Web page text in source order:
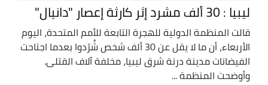
ليبيا : 30 ألف مشرد إثر كارثة إعصار "دانيال"
قالت المنظمة الدولية للهجرة التابعة للأمم المتحدة، اليوم
الأربعاء، أن ما لا يقل عن 30 ألف شخص شُرّدوا بعدما اجتاحت
الفيضانات مدينة درنة شرق ليبيا، مخلفة آلاف القتلى.
وأوضحت المنظمة ...